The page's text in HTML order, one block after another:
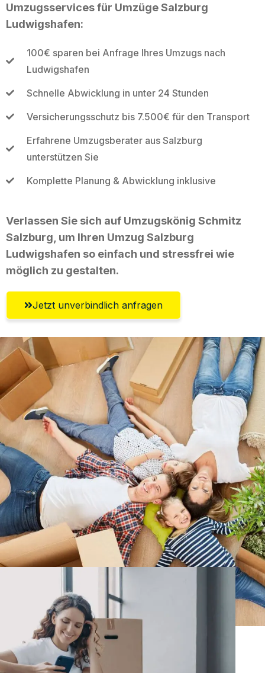
Umzugsservices für Umzüge Salzburg
Ludwigshafen:
100€ sparen bei Anfrage Ihres Umzugs nach
Ludwigshafen
Schnelle Abwicklung in unter 24 Stunden
Versicherungsschutz bis 7.500€ für den Transport
Erfahrene Umzugsberater aus Salzburg
unterstützen Sie
Komplette Planung & Abwicklung inklusive
Verlassen Sie sich auf Umzugskönig Schmitz
Salzburg, um Ihren Umzug Salzburg
Ludwigshafen so einfach und stressfrei wie
möglich zu gestalten.
Jetzt unverbindlich anfragen